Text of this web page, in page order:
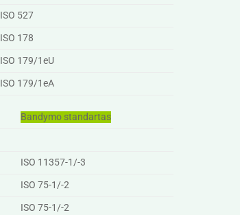
ISO 527
ISO 178
ISO 179/1eU
ISO 179/1eA
Bandymo standartas
ISO 11357-1/-3
ISO 75-1/-2
ISO 75-1/-2